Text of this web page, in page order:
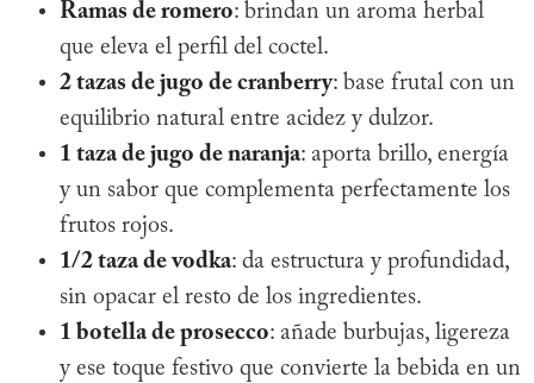
Ramas de romero: brindan un aroma herbal
que eleva el perfil del coctel.
2 tazas de jugo de cranberry: base frutal con un
equilibrio natural entre acidez y dulzor.
1 taza de jugo de naranja: aporta brillo, energía
y un sabor que complementa perfectamente los
frutos rojos.
1/2 taza de vodka: da estructura y profundidad,
sin opacar el resto de los ingredientes.
1 botella de prosecco: añade burbujas, ligereza
y ese toque festivo que convierte la bebida en un